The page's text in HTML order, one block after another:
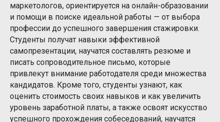
маркетологов, ориентируется на онлайн-образовании
и помощи в поиске идеальной работы — от выбора
профессии до успешного завершения стажировки.
Студенты получат навыки эффективной
самопрезентации, научатся составлять резюме и
писать сопроводительное письмо, которые
привлекут внимание работодателя среди множества
кандидатов. Кроме того, студенты узнают, как
оценить стоимость своих навыков и как увеличить
уровень заработной платы, а также освоят искусство
успешного прохождения собеседований, научатся